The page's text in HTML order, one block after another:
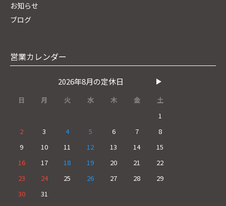
お知らせ
ブログ
営業カレンダー
2026年8月の定休日
日 月 火 水 木 金
土
1
2
3 4 5 6 7
8
9
10 11 12 13 14
15
16
17 18 19 20 21
22
23
24 25 26 27 28
29
30
31